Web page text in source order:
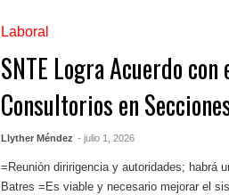
Laboral
SNTE Logra Acuerdo
Consultorios en
Llyther Méndez - julio 1, 2026
=Reunión diririgencia y autoridades; habrá
Batres =Es viable y necesario mejorar el